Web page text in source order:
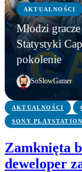
AKTUALNOŚCI
Młodzi
Statystyki
pokolenie
SoSlowGamer
AKTUALNOŚCI
WWE chce
Przypadek?
AKTUALNOŚCI
Gameplay z
zapowiada
AKTUALNOŚCI
Młodzi
Statystyki
pokolenie
AKTUALNOŚCI
SONY PLAYSTATION
Zamknięta
deweloper